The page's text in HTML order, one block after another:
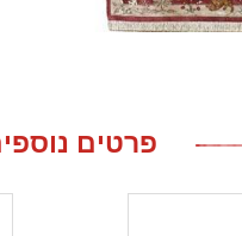
פרטים